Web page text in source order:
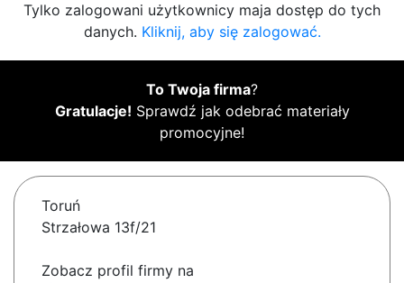
Tylko zalogowani użytkownicy maja dostęp do tych
danych. Kliknij, aby się zalogować.
To Twoja firma?
Gratulacje! Sprawdź jak odebrać materiały
promocyjne!
Toruń
Strzałowa 13f/21
Zobacz profil firmy na